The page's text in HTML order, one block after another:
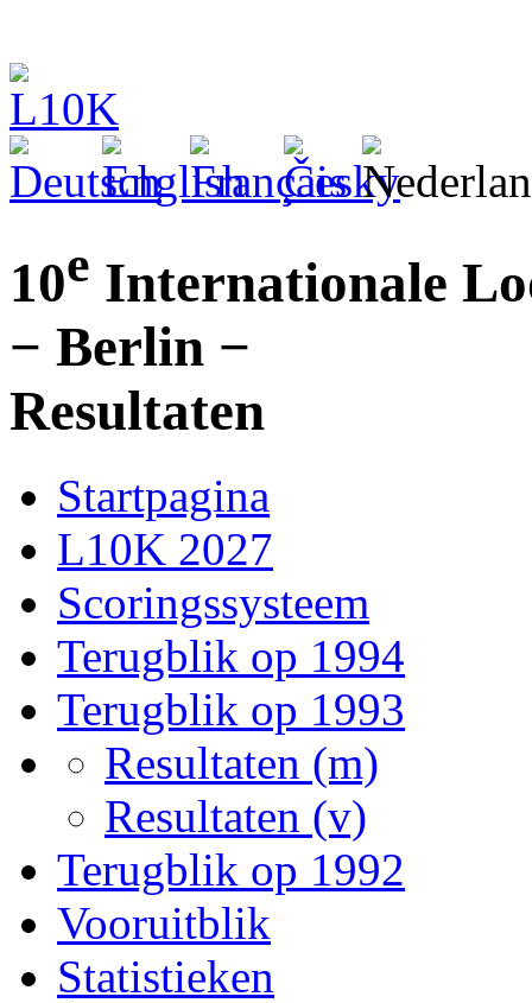
10e Internationale
− Berlin −
Resultaten
Startpagina
L10K 2027
Scoringssysteem
Terugblik op 1994
Terugblik op 1993
Resultaten (m)
Resultaten (v)
Terugblik op 1992
Vooruitblik
Statistieken